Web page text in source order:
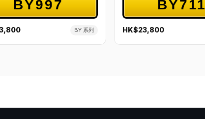
BY997
BY 系列
BY711
HK$23,800